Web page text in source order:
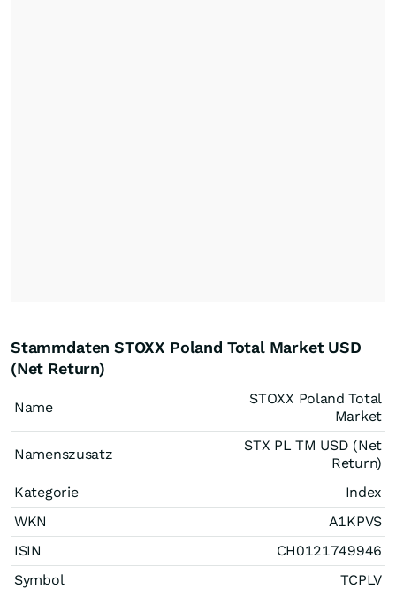
Stammdaten STOXX Poland Total Market USD
(Net Return)
Name
STOXX Poland Total
Market
Namenszusatz
STX PL TM USD (Net
Return)
Kategorie
Index
WKN
A1KPVS
ISIN
CH0121749946
Symbol
TCPLV